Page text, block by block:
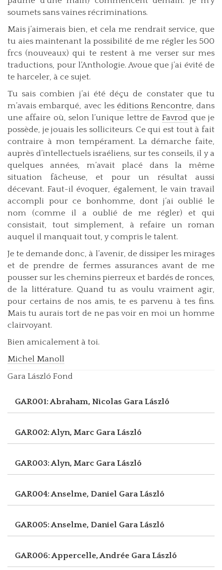
soumets sans vaines récriminations.
Mais j’aimerais bien, et cela me rendrait service, que
tu aies maintenant la possibilité de me régler les 500
frcs (nouveaux) qui te restent à me verser sur mes
traductions, pour l’Anthologie. Avoue que j’ai évité de
te harceler, à ce sujet.
Tu sais combien j’ai été déçu de constater que tu
m’avais embarqué, avec leséditions Rencontre, dans
une affaire où, selon l’unique lettre deFavrod que je
possède, je jouais les solliciteurs. Ce qui est tout à fait
contraire à mon tempérament. La démarche faite,
auprès d’intellectuels israéliens, sur tes conseils, il y a
quelques années, m’avait placé dans la même
situation fâcheuse, et pour un résultat aussi
décevant. Faut-il évoquer, également, le vain travail
accompli pour ce bonhomme, dont j’ai oublié le
nom (comme il a oublié de me régler) et qui
consistait, tout simplement, à refaire un roman
auquel il manquait tout, y compris le talent.
Je te demande donc, à l’avenir, de dissiper les mirages
et de prendre de fermes assurances avant de me
pousser sur les chemins pierreux et bardés de ronces,
de la littérature. Quand tu as voulu vraiment agir,
pour certains de nos amis, te es parvenu à tes fins.
Mais tu aurais tort de ne pas voir en moi un homme
clairvoyant.
Bien amicalement à toi.
Michel Manoll
Gara László Fond
GAR001: Abraham, Nicolas Gara László
GAR002: Alyn, Marc Gara László
GAR003: Alyn, Marc Gara László
GAR004: Anselme, Daniel Gara László
GAR005: Anselme, Daniel Gara László
GAR006: Appercelle, Andrée Gara László